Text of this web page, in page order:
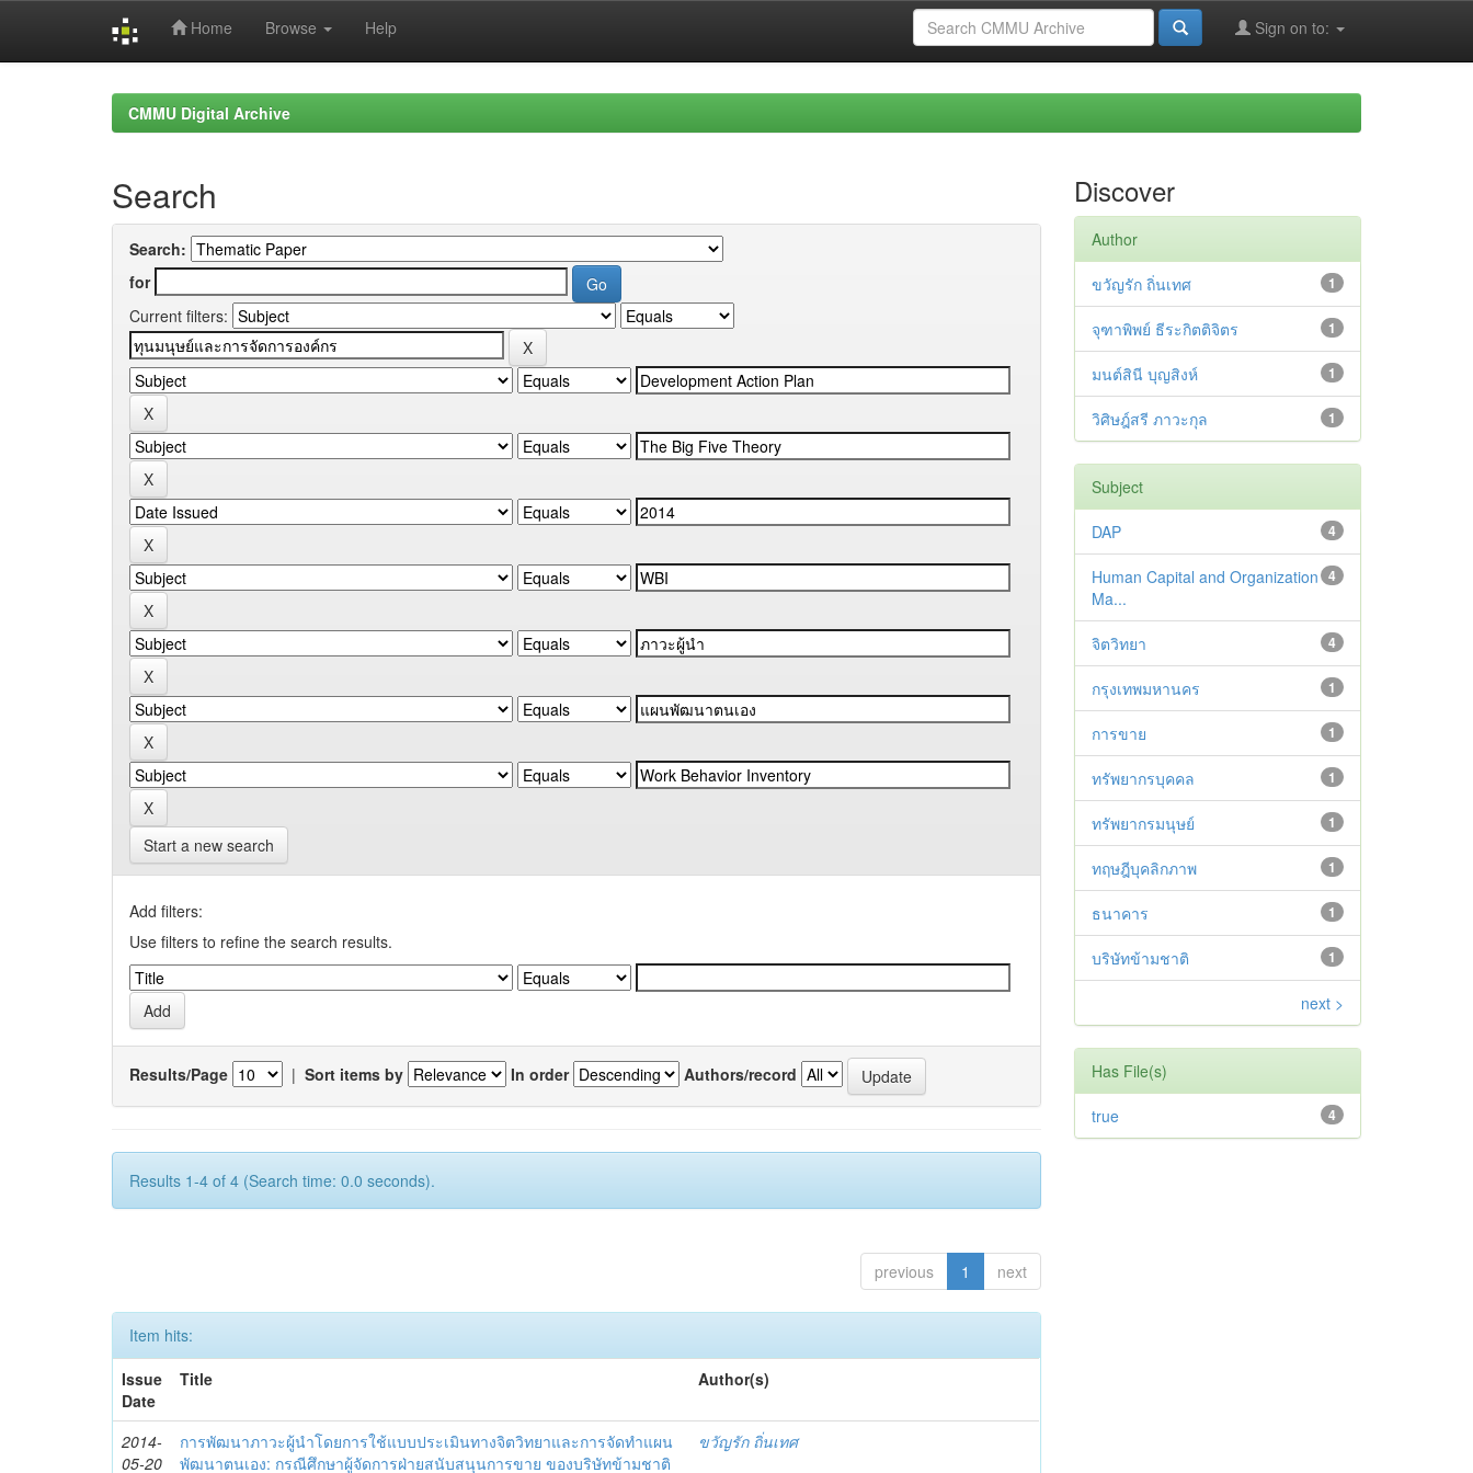
Home Browse Help Sign on to:
CMMU Digital Archive
Search
Search:
for
Current filters:
Start a new search
Add filters:
Use filters to refine the search results.
Results/Page | Sort items by In order Authors/record
Results 1-4 of 4 (Search time: 0.0 seconds).
previous 1 next
Item hits:
Issue
Date
Title Author(s)
2014-
05-20
การพัฒนาภาวะผู้นำโดยการใช้แบบประเมินทางจิตวิทยาและการจัดทำแผน
พัฒนาตนเอง: กรณีศึกษาผู้จัดการฝ่ายสนับสนุนการขาย ของบริษัทข้ามชาติ
ขวัญรัก ถิ่นเทศ
Discover
Author
1
ขวัญรัก ถิ่นเทศ
1
จุฑาพิพย์ ธีระกิตติจิตร
1
มนต์สินี บุญสิงห์
1
วิศิษฎ์สรี ภาวะกุล
Subject
4
DAP
4
Human Capital and Organization
Ma...
4
จิตวิทยา
1
กรุงเทพมหานคร
1
การขาย
1
ทรัพยากรบุคคล
1
ทรัพยากรมนุษย์
1
ทฤษฎีบุคลิกภาพ
1
ธนาคาร
1
บริษัทข้ามชาติ
next >
Has File(s)
4
true